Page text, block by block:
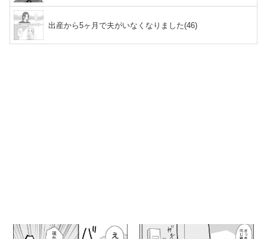
出産から5ヶ月で夫がいなくなりました(46)